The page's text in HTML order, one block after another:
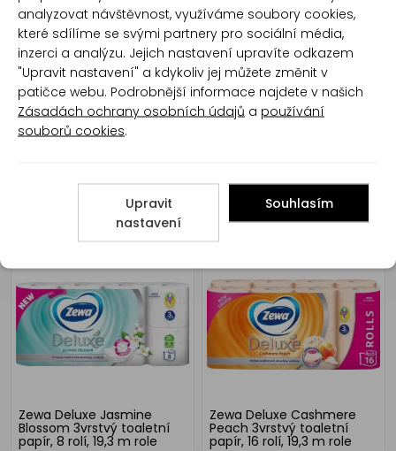
papír Green Tea, 10 rolí papír Pure White, 16 rolí
Paloma 3vrstvý toaletní
papír Pure White, 10 rolí
Zewa Deluxe Lavender
Dreams 3vrstvý toaletní
Zewa Deluxe Jasmine
Blossom 3vrstvý toaletní
papír, 8 rolí, 19,3 m role
Zewa Deluxe Cashmere
Peach 3vrstvý toaletní
papír, 16 rolí, 19,3 m role
analyzovat návštěvnost, využíváme soubory cookies,
které sdílíme se svými partnery pro sociální média,
inzerci a analýzu. Jejich nastavení upravíte odkazem
"Upravit nastavení" a kdykoliv jej můžete změnit v
patičce webu. Podrobnější informace najdete v našich
Zásadách ochrany osobních údajů a používání
souborů cookies.
Upravit
nastavení
Souhlasím